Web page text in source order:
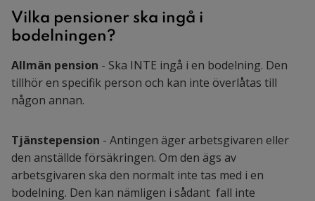
Vilka pensioner ska ingå i
bodelningen?
Allmän pension - Ska INTE ingå i en bodelning. Den
tillhör en specifik person och kan inte överlåtas till
någon annan.
Tjänstepension - Antingen äger arbetsgivaren eller
den anställde försäkringen. Om den ägs av
arbetsgivaren ska den normalt inte tas med i en
bodelning. Den kan nämligen i sådant fall inte